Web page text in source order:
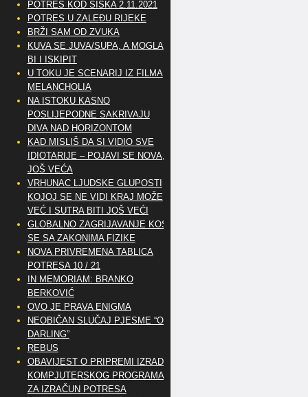
POTRES KOD SISKA 2.11.2021
POTRES U ZALEĐU RIJEKE
BRŽI SAM OD ZVUKA
KUVA SE JUVA/SUPA, A MOGLA
BI I ISKIPIT
U TOKU JE SCENARIJ IZ FILMA
MELANCHOLIA
NA ISTOKU KASNO
POSLIJEPODNE SAKRIVAJU
DIVA NAD HORIZONTOM
KAD MISLIŠ DA SI VIDIO SVE
IDIOTARIJE – POJAVI SE NOVA,..
JOŠ VEĆA
VRHUNAC LJUDSKE GLUPOSTI
KOJOJ SE NE VIDI KRAJ MOŽE
VEĆ I SUTRA BITI JOŠ VEĆI
GLOBALNO ZAGRIJAVANJE KOSI
SE SA ZAKONIMA FIZIKE
NOVA PRIVREMENA TABLICA
POTRESA 10 / 21
IN MEMORIAM: BRANKO
BERKOVIĆ
OVO JE PRAVA ENIGMA
NEOBIČAN SLUČAJ PJESME “OH
DARLING”
REBUS
OBAVIJEST O PRIPREMI IZRADE
KOMPJUTERSKOG PROGRAMA
ZA IZRAČUN POTRESA